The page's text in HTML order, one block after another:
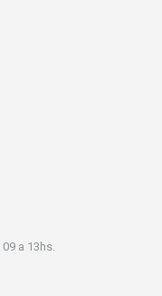
09 a 13hs.